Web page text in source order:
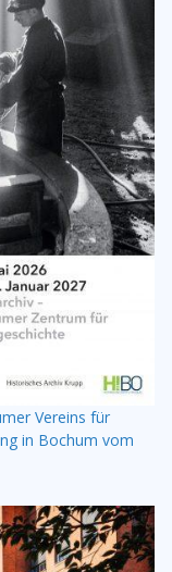
Vereins für
in Bochum vom